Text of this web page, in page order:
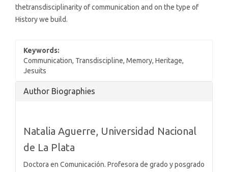
thetransdisciplinarity of communication and on the type of
History we build.
Keywords:
Communication, Transdiscipline, Memory, Heritage,
Jesuits
Article
Author Biographies
Natalia Aguerre, Universidad Nacional
de La Plata
Doctora en Comunicación. Profesora de grado y posgrado